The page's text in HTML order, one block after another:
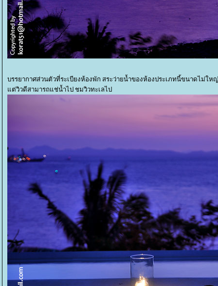
บรรยากาศส่วนตัวที่ระเบียงห้องพัก สระว่ายน้ำของห้องประเภทนี้ขนาดไม่ให
ต่วิวดีสามารถแช่น้ำไป ชมวิวทะเลไป